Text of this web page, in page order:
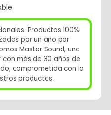
Productos 100%
por un año por
Master Sound, una
más de 30 años de
comprometida con la
productos.